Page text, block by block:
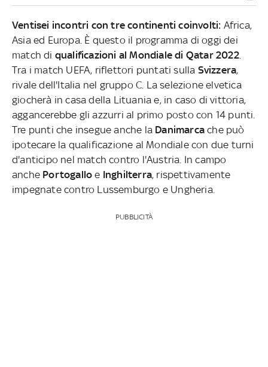
Ventisei incontri con tre continenti coinvolti: Africa,
Asia ed Europa. È questo il programma di oggi dei
match di qualificazioni al Mondiale di Qatar 2022.
Tra i match UEFA, riflettori puntati sulla Svizzera,
rivale dell'Italia nel gruppo C. La selezione elvetica
giocherà in casa della Lituania e, in caso di vittoria,
aggancerebbe gli azzurri al primo posto con 14 punti.
Tre punti che insegue anche la Danimarcache può
ipotecare la qualificazione al Mondiale con due turni
d'anticipo nel match contro l'Austria. In campo
anche Portogalloe Inghilterra, rispettivamente
impegnate contro Lussemburgo e Ungheria.
PUBBLICITÀ